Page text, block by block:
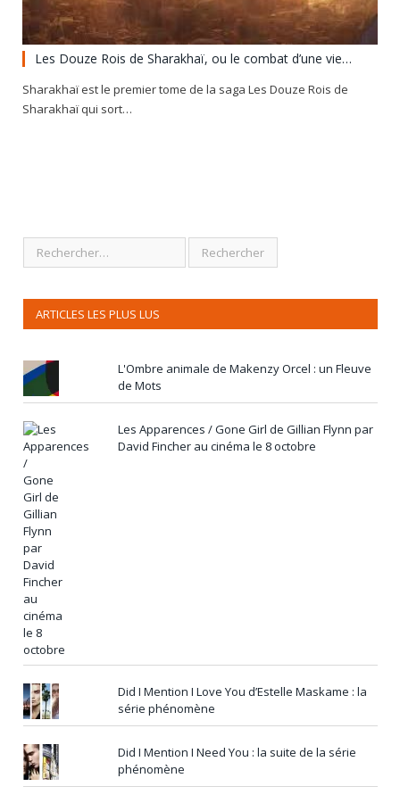
Les Douze Rois de Sharakhaï, ou le combat d’une vie…
Sharakhaï est le premier tome de la saga Les Douze Rois de
Sharakhaï qui sort…
ARTICLES LES PLUS LUS
L'Ombre animale de Makenzy Orcel : un Fleuve
de Mots
Les Apparences / Gone Girl de Gillian Flynn par
David Fincher au cinéma le 8 octobre
Did I Mention I Love You d’Estelle Maskame : la
série phénomène
Did I Mention I Need You : la suite de la série
phénomène